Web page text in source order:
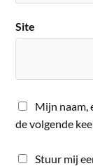
Site
Mijn naam,
de volgende
Stuur mij